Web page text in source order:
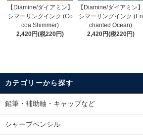
【Diamine/ダイアミン】
シマーリングインク (Co
coa Shimmer)
2,420円(税220円)
【Diamine/ダイアミン】
シマーリングインク (En
chanted Ocean)
2,420円(税220円)
カテゴリーから探す
鉛筆・補助軸・キャップなど
シャープペンシル